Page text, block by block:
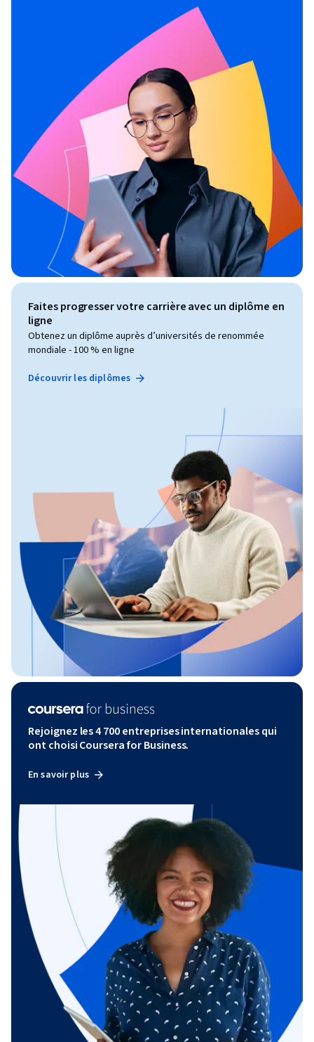
Faites progresser votre carrière avec un diplôme en
ligne
Obtenez un diplôme auprès d’universités de renommée
mondiale - 100 % en ligne
Découvrir les diplômes
Rejoignez les 4 700 entreprises internationales qui
ont choisi Coursera for Business.
En savoir plus